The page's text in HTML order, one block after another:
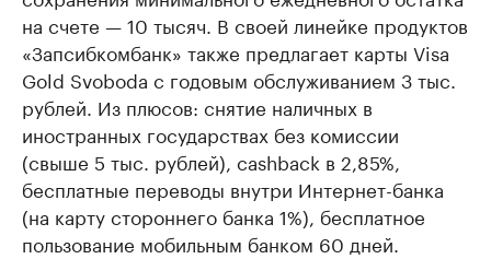
на счете — 10 тысяч. В своей линейке продуктов
«Запсибкомбанк» также предлагает карты Visa
Gold Svoboda с годовым обслуживанием 3 тыс.
рублей. Из плюсов: снятие наличных в
иностранных государствах без комиссии
(свыше 5 тыс. рублей), cashbaсk в 2,85%,
бесплатные переводы внутри Интернет-банка
(на карту стороннего банка 1%), бесплатное
пользование мобильным банком 60 дней.